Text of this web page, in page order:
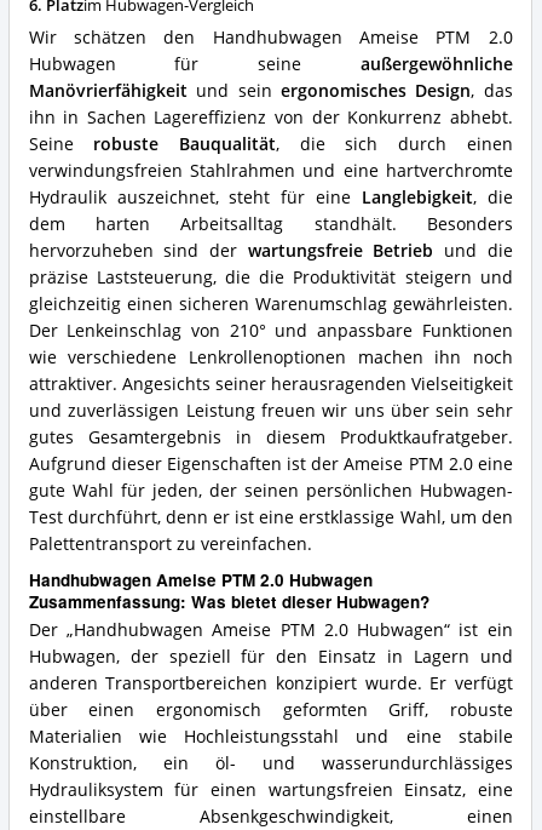
6. Platzim Hubwagen-Vergleich
Wir schätzen den Handhubwagen Ameise PTM 2.0
Hubwagen für seine außergewöhnliche
Manövrierfähigkeitund sein ergonomisches Design, das
ihn in Sachen Lagereffizienz von der Konkurrenz abhebt.
Seine robuste Bauqualität, die sich durch einen
verwindungsfreien Stahlrahmen und eine hartverchromte
Hydraulik auszeichnet, steht für eine Langlebigkeit, die
dem harten Arbeitsalltag standhält. Besonders
hervorzuheben sind der wartungsfreie Betrieb und die
präzise Laststeuerung, die die Produktivität steigern und
gleichzeitig einen sicheren Warenumschlag gewährleisten.
Der Lenkeinschlag von 210° und anpassbare Funktionen
wie verschiedene Lenkrollenoptionen machen ihn noch
attraktiver. Angesichts seiner herausragenden Vielseitigkeit
und zuverlässigen Leistung freuen wir uns über sein sehr
gutes Gesamtergebnis in diesem Produktkaufratgeber.
Aufgrund dieser Eigenschaften ist der Ameise PTM 2.0 eine
gute Wahl für jeden, der seinen persönlichen Hubwagen-
Test durchführt, denn er ist eine erstklassige Wahl, um den
Palettentransport zu vereinfachen.
Handhubwagen Ameise PTM 2.0 Hubwagen
Zusammenfassung: Was bietet dieser Hubwagen?
Der „Handhubwagen Ameise PTM 2.0 Hubwagen“ ist ein
Hubwagen, der speziell für den Einsatz in Lagern und
anderen Transportbereichen konzipiert wurde. Er verfügt
über einen ergonomisch geformten Griff, robuste
Materialien wie Hochleistungsstahl und eine stabile
Konstruktion, ein öl- und wasserundurchlässiges
Hydrauliksystem für einen wartungsfreien Einsatz, eine
einstellbare Absenkgeschwindigkeit, einen
Was
spricht
für
diesen
Hubwagen?